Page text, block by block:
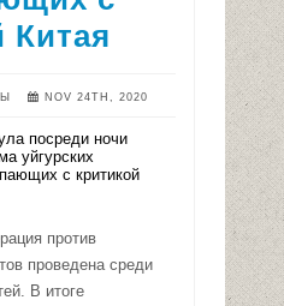
Китая
NOV 24TH, 2020
против
проведена среди
В итоге